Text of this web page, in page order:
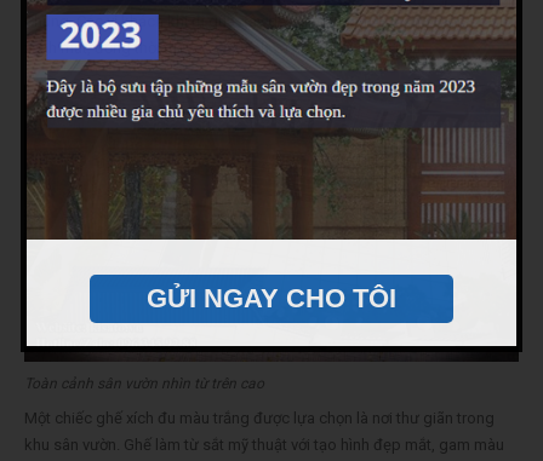
Chung. Các vị khách khi đi qua đây dễ dàng chiêm ngưỡng toàn bộ sự
xanh mát, đồng thời thấy rõ sở thích và thú vui của gia chủ.
Toàn cảnh sân vườn nhìn từ trên cao
Một chiếc ghế xích đu màu trắng được lựa chọn là nơi thư giãn trong
khu sân vườn. Ghế làm từ sắt mỹ thuật với tạo hình đẹp mắt, gam màu
GỬI NGAY CHO TÔI